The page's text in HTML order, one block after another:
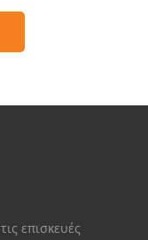
επισκευές